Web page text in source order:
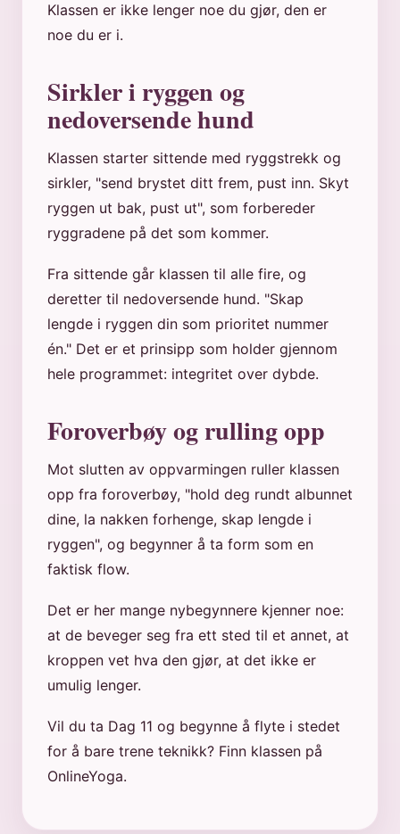
Klassen er ikke lenger noe du gjør, den er
noe du er i.
Sirkler i ryggen og
nedoversende hund
Klassen starter sittende med ryggstrekk og
sirkler, "send brystet ditt frem, pust inn. Skyt
ryggen ut bak, pust ut", som forbereder
ryggradene på det som kommer.
Fra sittende går klassen til alle fire, og
deretter til nedoversende hund. "Skap
lengde i ryggen din som prioritet nummer
én." Det er et prinsipp som holder gjennom
hele programmet: integritet over dybde.
Foroverbøy og rulling opp
Mot slutten av oppvarmingen ruller klassen
opp fra foroverbøy, "hold deg rundt albunnet
dine, la nakken forhenge, skap lengde i
ryggen", og begynner å ta form som en
faktisk flow.
Det er her mange nybegynnere kjenner noe:
at de beveger seg fra ett sted til et annet, at
kroppen vet hva den gjør, at det ikke er
umulig lenger.
Vil du ta Dag 11 og begynne å flyte i stedet
for å bare trene teknikk? Finn klassen på
OnlineYoga.